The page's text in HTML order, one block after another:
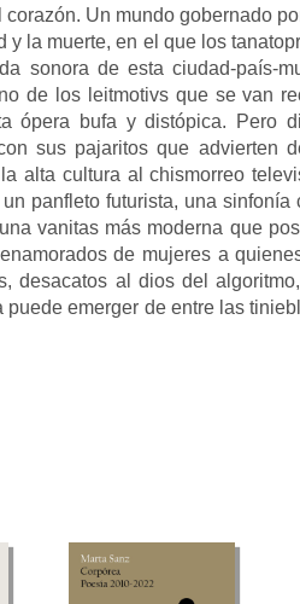
Un mundo gobernado
la muerte, en el que los
sonora de esta ciudad-país-
de los leitmotivs que se van
ópera bufa y distópica. Pero
sus pajaritos que advierten
alta cultura al chismorreo
panfleto futurista, una sinfonía
vanitas más moderna que
de mujeres a
desacatos al dios del
emerger de entre las